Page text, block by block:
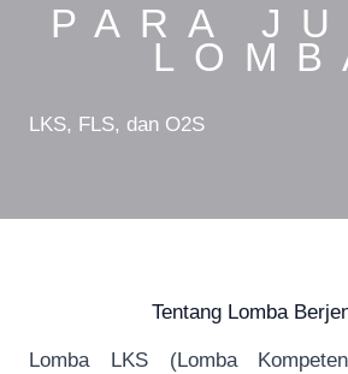
PARA
LKS, FLS, dan O2S
Tentang Lomba
Lomba LKS (Lomba